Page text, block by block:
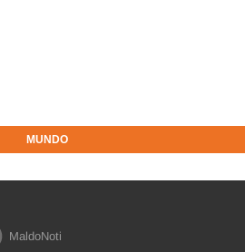
MUNDO
MaldoNoti